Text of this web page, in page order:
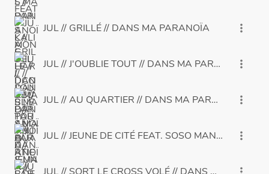
JUL // GRILLÉ // DANS MA PARANOÏA more_vert
JUL // J'OUBLIE TOUT // DANS MA PARANOÏAmore_vert
JUL // AU QUARTIER // DANS MA PARANOÏAmore_vert
JUL // JEUNE DE CITÉ FEAT. SOSO MANESS //
more_vert